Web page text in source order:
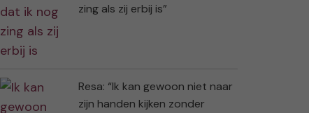
zing als zij erbij is”
Resa: “Ik kan gewoon niet naar
zijn handen kijken zonder